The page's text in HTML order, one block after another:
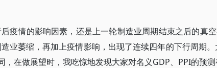
疫情的影响因素，还是上一轮制造业周期结束之后的真
业萎缩，再加上疫情影响，出现了连续四年的下行周期
，在做展望时，我吃惊地发现大家对名义GDP、PPI的预测